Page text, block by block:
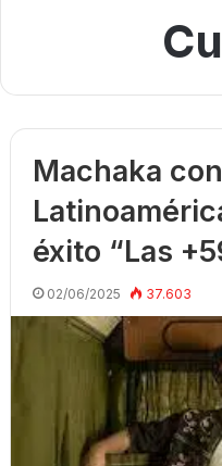
Machaka
éxito “Las
02/06/2025 37.603